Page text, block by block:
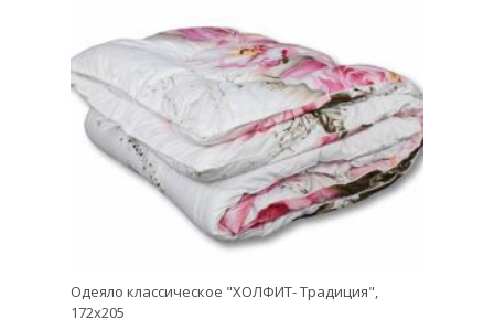
Одеяло классическое "ХОЛФИТ- Традиция",
172х205